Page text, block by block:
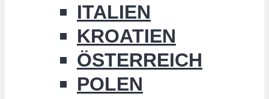
ITALIEN
KROATIEN
ÖSTERREICH
POLEN